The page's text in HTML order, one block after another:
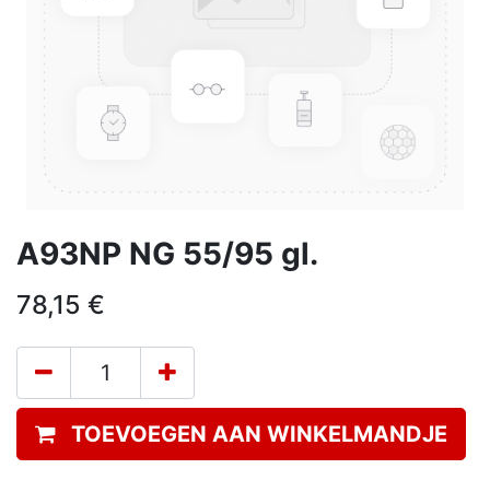
A93NP NG 55/95 gl.
78,15 €
TOEVOEGEN AAN WINKELMANDJE